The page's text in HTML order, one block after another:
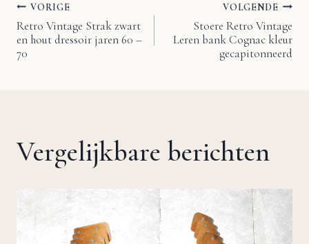
Bericht
navigatie
VORIGE
Retro Vintage Strak zwart
en hout dressoir jaren 60 –
70
VOLGENDE
Stoere Retro Vintage
Leren bank Cognac kleur
gecapitonneerd
Vergelijkbare berichten